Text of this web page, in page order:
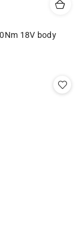
18V body